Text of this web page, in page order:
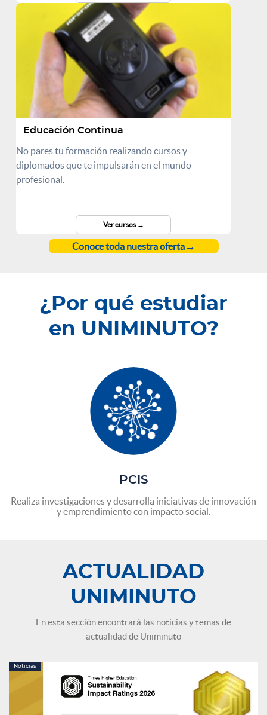
Educación Continua
No pares tu formación realizando cursos y
diplomados que te impulsarán en el mundo
profesional.
Ver cursos
Conoce toda nuestra oferta
¿Por qué estudiar
en UNIMINUTO?
PCIS
Realiza investigaciones y desarrolla iniciativas de innovación
y emprendimiento con impacto social.
ACTUALIDAD
UNIMINUTO
En esta sección encontrará las noticias y temas de
actualidad de Uniminuto
Noticias